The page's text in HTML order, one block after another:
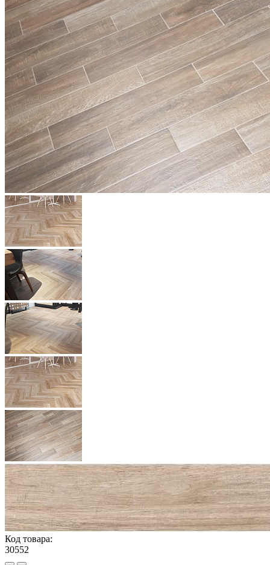
Код товара:
30552